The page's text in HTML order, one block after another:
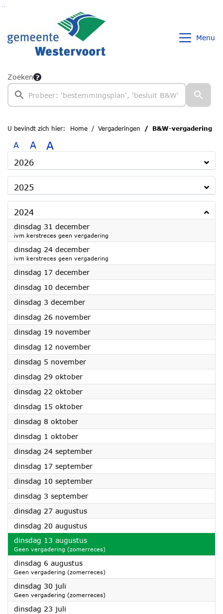
Ga naar de inhoud van deze pagina
Menu
Zoeken
U bevindt zich hier: Home Vergaderingen B&W-vergadering
A A A
2026
2025
2024
dinsdag 31 december2024
ivm kerstreces geen vergadering
dinsdag 24 december2024
ivm kerstreces geen vergadering
dinsdag 17 december2024
dinsdag 10 december2024
dinsdag 3 december2024
dinsdag 26 november2024
dinsdag 19 november2024
dinsdag 12 november2024
dinsdag 5 november2024
dinsdag 29 oktober2024
dinsdag 22 oktober2024
dinsdag 15 oktober2024
dinsdag 8 oktober2024
dinsdag 1 oktober2024
dinsdag 24 september2024
dinsdag 17 september2024
dinsdag 10 september2024
dinsdag 3 september2024
dinsdag 27 augustus2024
dinsdag 20 augustus2024
dinsdag 13 augustus2024
Geen vergadering (zomerreces)
dinsdag 6 augustus2024
Geen vergadering (zomerreces)
dinsdag 30 juli
Geen vergadering (zomerreces)
dinsdag 23 juli